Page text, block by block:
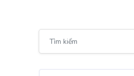
Bỏ qua [Cocoon] Global